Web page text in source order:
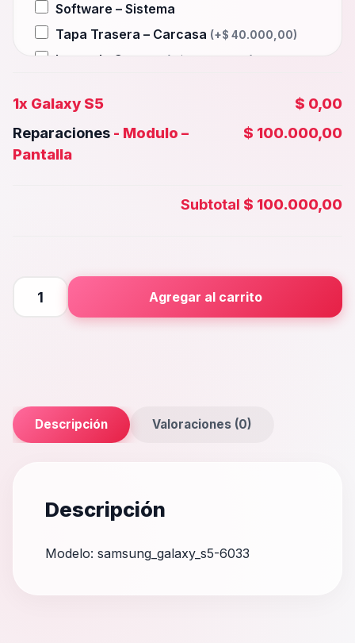
Software – Sistema
Tapa Trasera – Carcasa (+$ 40.000,00)
Lente de Camara
Wifi – Señal – Antena
Camara Trasera(+$ 35.000,00 )
Camara frontal, Selfie – Face id
(+$30.000,00)
Placa Principal
1x Galaxy S5
$ 0,00
Reparaciones - Modulo –
Pantalla
$ 100.000,00
Subtotal $ 100.000,00
Agregar al carrito
Descripción Valoraciones (0)
Descripción
Modelo: samsung_galaxy_s5-6033